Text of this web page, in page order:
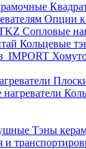
Опции к
Cопловые
Кольцевые
Тэны
и